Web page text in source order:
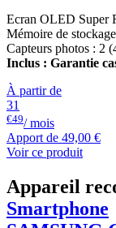
Ecran OLED Super
Mémoire de
Capteurs photos : 2
Inclus : Garantie
À partir de
31
€49/ mois
Apport de 49,00 €
Voir ce produit
Appareil
Smartphone